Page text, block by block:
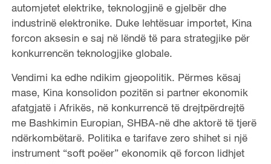
automjetet elektrike, teknologjinë e gjelbër dhe
industrinë elektronike. Duke lehtësuar importet, Kina
forcon aksesin e saj në lëndë të para strategjike për
konkurrencën teknologjike globale.
Vendimi ka edhe ndikim gjeopolitik. Përmes kësaj
mase, Kina konsolidon pozitën si partner ekonomik
afatgjatë i Afrikës, në konkurrencë të drejtpërdrejtë
me Bashkimin Europian, SHBA-në dhe aktorë të tjerë
ndërkombëtarë. Politika e tarifave zero shihet si një
instrument “soft poëer” ekonomik që forcon lidhjet